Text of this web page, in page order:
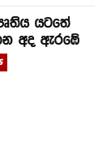
යටතේ
අද ඇරඹේ